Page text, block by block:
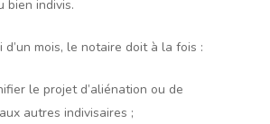
bien indivis.
d’un mois, le notaire doit à la fois :
le projet d’aliénation ou de
autres indivisaires ;